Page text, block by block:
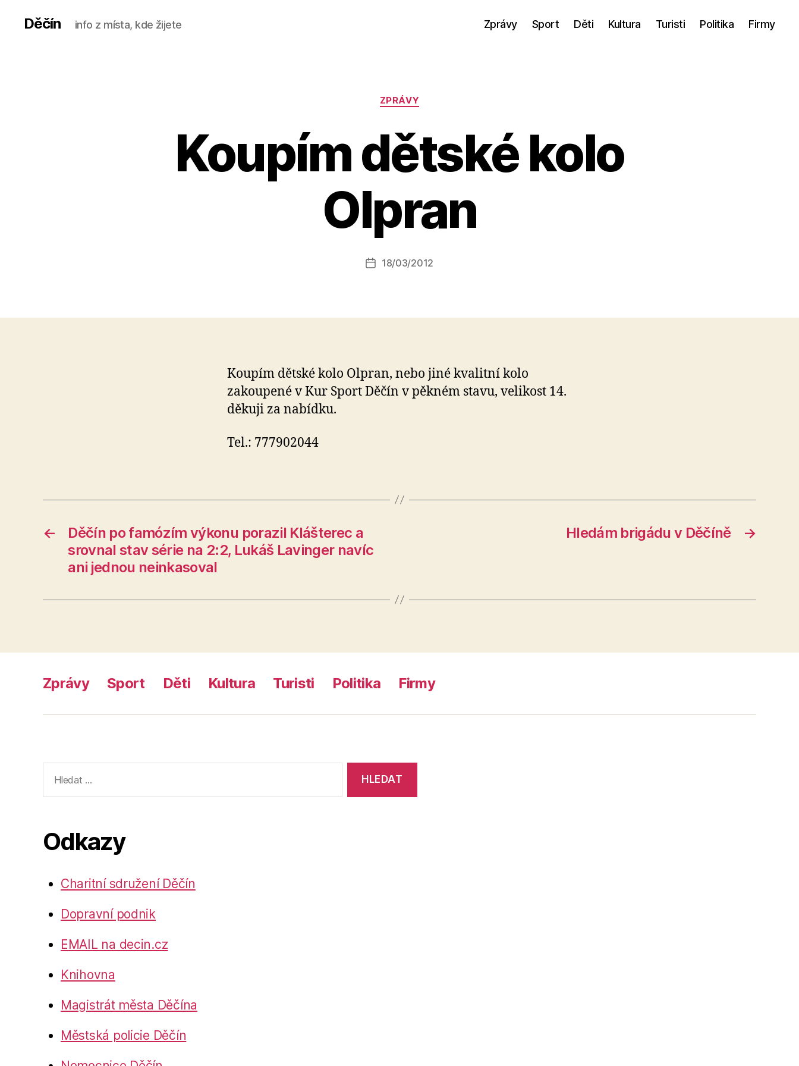
Děčín info z místa, kde žijete Zprávy Sport Děti Kultura Turisti Politika Firmy
Rubriky
ZPRÁVY
Koupím dětské kolo
Olpran
Autor
u
a
o
Datum
18/03/2012
Koupím dětské kolo Olpran, nebo jiné kvalitní kolo
zakoupené v Kur Sport Děčín v pěkném stavu, velikost 14.
děkuji za nabídku.
Tel.: 777902044
←
Děčín po famózím výkonu porazil Klášterec a
srovnal stav série na 2:2, Lukáš Lavinger navíc
ani jednou neinkasoval
→
Hledám brigádu v Děčíně
Zprávy Sport Děti Kultura Turisti Politika Firmy
vyhledávání:
Odkazy
Charitní sdružení Děčín
Dopravní podnik
EMAIL na decin.cz
Knihovna
Magistrát města Děčína
Městská policie Děčín